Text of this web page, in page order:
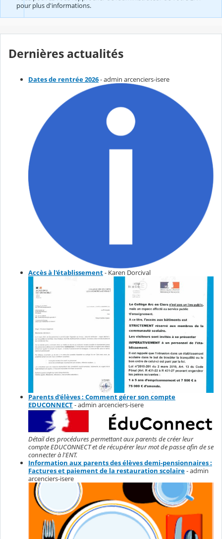
pour plus d'informations.
Dernières actualités
Dates de rentrée 2026- admin arcenciers-isere
Accès à l'établissement- Karen Dorcival
Parents d'élèves : Comment gérer son compte
EDUCONNECT- admin arcenciers-isere
Détail des procédures permettant aux parents de créer leur
compte EDUCONNECT et de récupérer leur mot de passe afin de se
connecter à l'ENT.
Information aux parents des élèves demi-pensionnaires :
Factures et paiement de la restauration scolaire- admin
arcenciers-isere